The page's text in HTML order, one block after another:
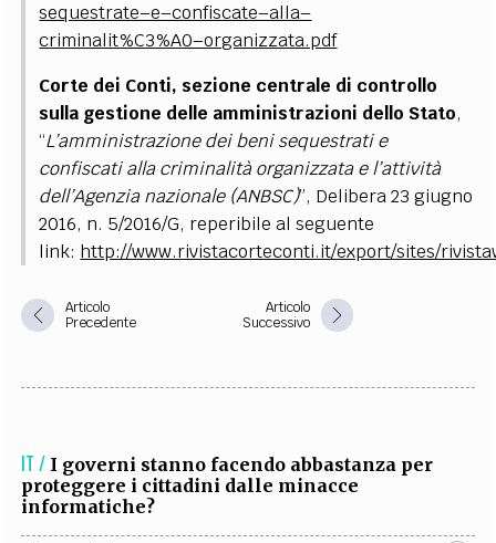
sequestrate–e–confiscate–alla–
criminalit%C3%A0–organizzata.pdf
Corte dei Conti, sezione centrale di controllo
sulla gestione delle amministrazioni dello Stato,
“L’amministrazione dei beni sequestrati e
confiscati alla criminalità organizzata e l’attività
dell’Agenzia nazionale (ANBSC)”, Delibera 23 giugno
2016, n. 5/2016/G, reperibile al seguente
link: http://www.rivistacorteconti.it/export/sites/
Articolo
Precedente
Articolo
Successivo
IT / I governi stanno facendo abbastanza per
proteggere i cittadini dalle minacce
informatiche?